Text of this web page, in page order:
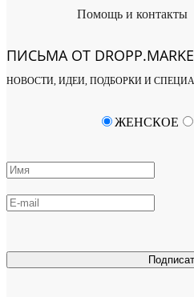
Помощь и контакты
ПИСЬМА ОТ
НОВОСТИ, ИДЕИ, ПОДБОРКИ И
ЖЕНСКОЕ